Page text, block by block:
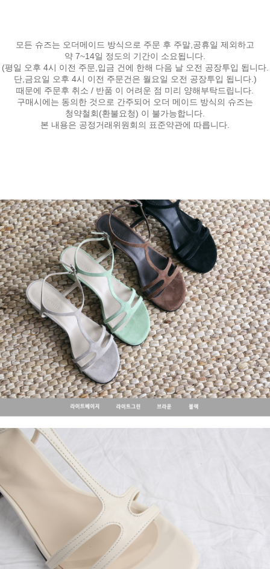
모든 슈즈는 오더메이드 방식으로 주문 후 주말,공휴일 제외하고
약 7~14일 정도의 기간이 소요됩니다.
(평일 오후 4시 이전 주문,입금 건에 한해 다음 날 오전 공장투입 됩니다.
단,금요일 오후 4시 이전 주문건은 월요일 오전 공장투입 됩니다.)
때문에 주문후 취소 / 반품 이 어려운 점 미리 양해부탁드립니다.
구매시에는 동의한 것으로 간주되어 오더 메이드 방식의 슈즈는
청약철회(환불요청) 이 불가능합니다.
본 내용은 공정거래위원회의 표준약관에 따릅니다.